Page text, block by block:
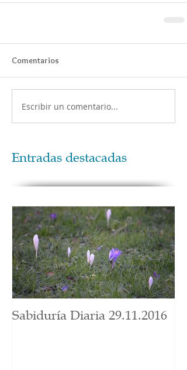
Comentarios
Escribir un comentario...
Entradas destacadas
Sabiduría Diaria 29.11.2016